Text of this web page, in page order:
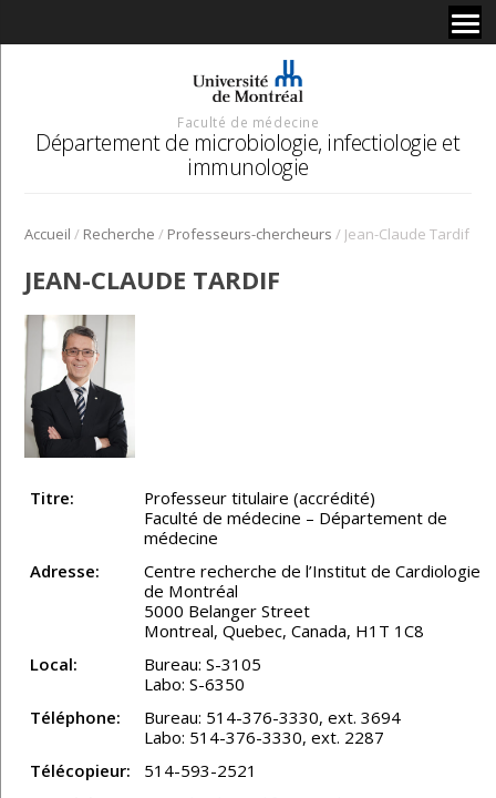
Faculté de médecine
Département de microbiologie, infectiologie et
immunologie
Accueil / Recherche / Professeurs-chercheurs / Jean-Claude Tardif
JEAN-CLAUDE TARDIF
Titre:
Professeur titulaire (accrédité)
Faculté de médecine – Département de
médecine
Adresse:
Centre recherche de l’Institut de Cardiologie
de Montréal
5000 Belanger Street
Montreal, Quebec, Canada, H1T 1C8
Local:
Bureau: S-3105
Labo: S-6350
Téléphone:
Bureau: 514-376-3330, ext. 3694
Labo: 514-376-3330, ext. 2287
Télécopieur:
514-593-2521